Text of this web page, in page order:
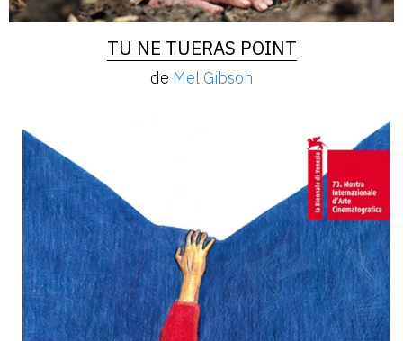
TU NE TUERAS POINT
de Mel Gibson